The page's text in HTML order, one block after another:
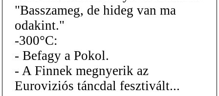
"Basszameg, de hideg van ma
odakint."
-300°C:
- Befagy a Pokol.
- A Finnek megnyerik az
Euroviziós táncdal fesztivált...